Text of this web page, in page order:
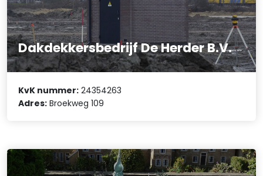
Dakdekkersbedrijf De Herder B.V.
KvK nummer: 24354263
Adres: Broekweg 109